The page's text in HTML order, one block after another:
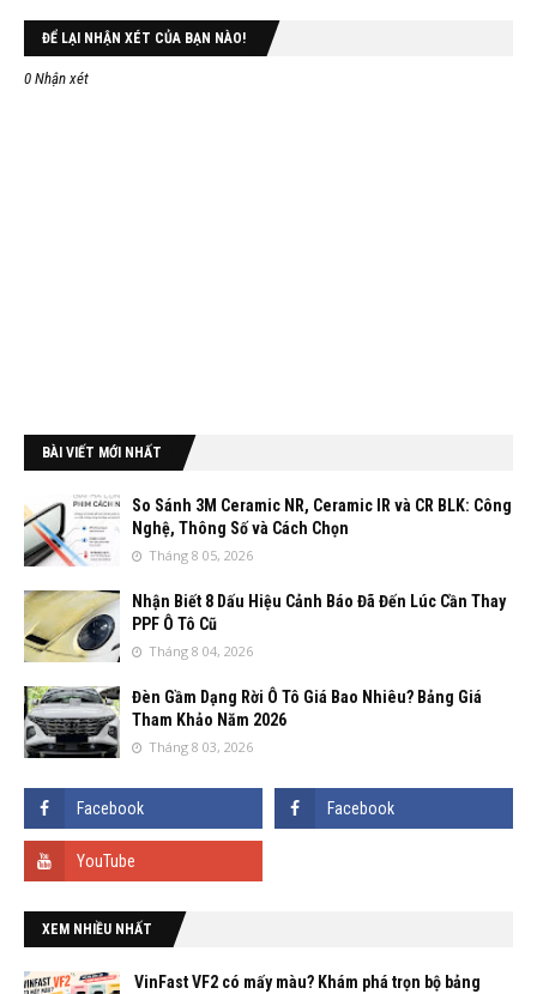
ĐỂ LẠI NHẬN XÉT CỦA BẠN NÀO!
0 Nhận xét
BÀI VIẾT MỚI NHẤT
So Sánh 3M Ceramic NR, Ceramic IR và CR BLK: Công
Nghệ, Thông Số và Cách Chọn
Tháng 8 05, 2026
Nhận Biết 8 Dấu Hiệu Cảnh Báo Đã Đến Lúc Cần Thay
PPF Ô Tô Cũ
Tháng 8 04, 2026
Đèn Gầm Dạng Rời Ô Tô Giá Bao Nhiêu? Bảng Giá
Tham Khảo Năm 2026
Tháng 8 03, 2026
XEM NHIỀU NHẤT
VinFast VF2 có mấy màu? Khám phá trọn bộ bảng